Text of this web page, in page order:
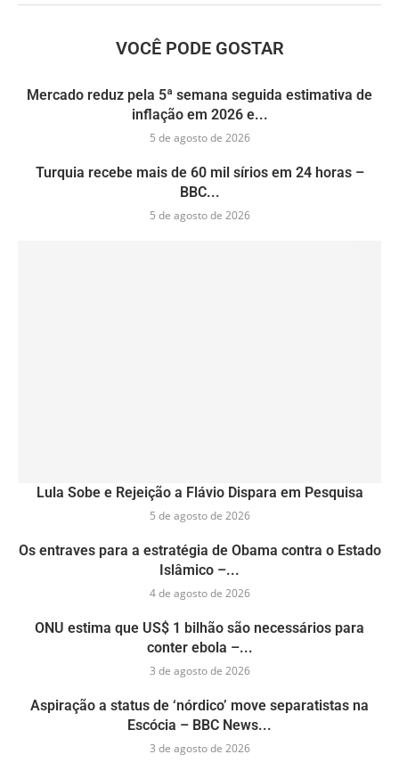
VOCÊ PODE GOSTAR
Mercado reduz pela 5ª semana seguida estimativa de
inflação em 2026 e...
5 de agosto de 2026
Turquia recebe mais de 60 mil sírios em 24 horas –
BBC...
5 de agosto de 2026
Lula Sobe e Rejeição a Flávio Dispara em Pesquisa
5 de agosto de 2026
Os entraves para a estratégia de Obama contra o Estado
Islâmico –...
4 de agosto de 2026
ONU estima que US$ 1 bilhão são necessários para
conter ebola –...
3 de agosto de 2026
Aspiração a status de ‘nórdico’ move separatistas na
Escócia – BBC News...
3 de agosto de 2026